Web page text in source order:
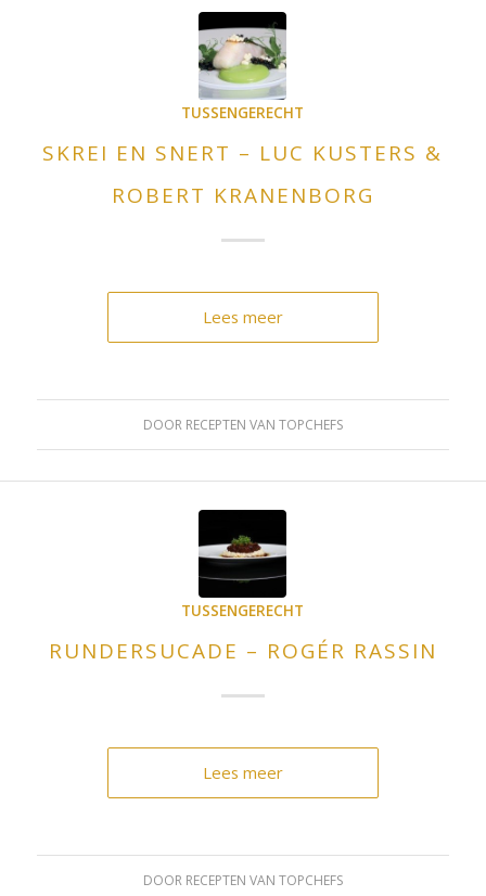
TUSSENGERECHT
SKREI EN SNERT – LUC KUSTERS &
ROBERT KRANENBORG
Lees meer
DOOR RECEPTEN VAN TOPCHEFS
TUSSENGERECHT
RUNDERSUCADE – ROGÉR RASSIN
Lees meer
DOOR RECEPTEN VAN TOPCHEFS